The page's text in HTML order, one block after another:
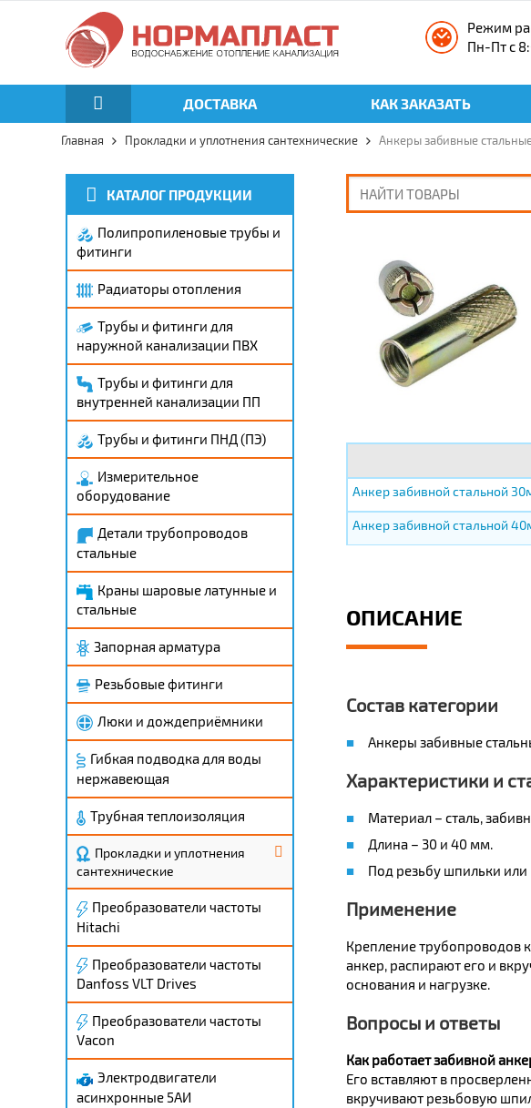
Режим
Пн-Пт с
ДОСТАВКА КАК ЗАКАЗАТЬ
Главная Прокладки и уплотнения сантехнические Анкеры забивные
Анкер забивной стальной
Анкер забивной стальной
ОПИСАНИЕ
Состав категории
Анкеры забивные
Характеристики и
Материал – сталь,
Длина – 30 и 40 мм.
Под резьбу шпильки или
Применение
Крепление трубопроводов
анкер, распирают его и
основания и нагрузке.
Вопросы и ответы
Как работает забивной
Его вставляют в
вкручивают резьбовую
КАТАЛОГ ПРОДУКЦИИ
Полипропиленовые трубы и
фитинги
Радиаторы отопления
Трубы и фитинги для
наружной канализации ПВХ
Трубы и фитинги для
внутренней канализации ПП
Трубы и фитинги ПНД (ПЭ)
Измерительное
оборудование
Детали трубопроводов
стальные
Краны шаровые латунные и
стальные
Запорная арматура
Резьбовые фитинги
Люки и дождеприёмники
Гибкая подводка для воды
нержавеющая
Трубная теплоизоляция
Прокладки и уплотнения
сантехнические
Преобразователи частоты
Hitachi
Преобразователи частоты
Danfoss VLT Drives
Преобразователи частоты
Vacon
Электродвигатели
асинхронные 5АИ